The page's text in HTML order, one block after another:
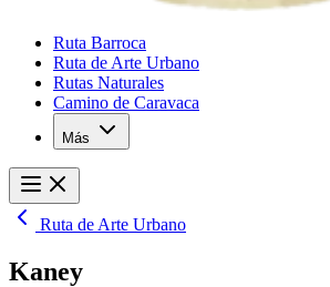
Ruta Barroca
Ruta de Arte Urbano
Rutas Naturales
Camino de Caravaca
Más
Ruta de Arte Urbano
Kaney